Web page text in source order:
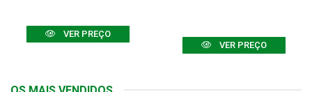
VER PREÇO
VER PREÇO